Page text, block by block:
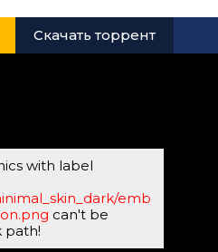
Скачать торрент
with label
emb
can't be
path!